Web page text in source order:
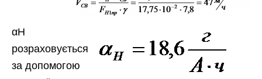
αH
розраховується
за допомогою